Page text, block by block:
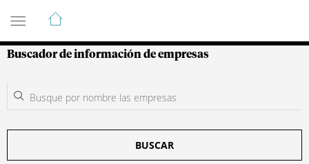
Guía de Empresas Colombianas
Buscador de información de empresas
BUSCAR